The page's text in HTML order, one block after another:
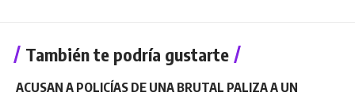
También te podría gustarte
ACUSAN A POLICÍAS DE UNA BRUTAL PALIZA A UN